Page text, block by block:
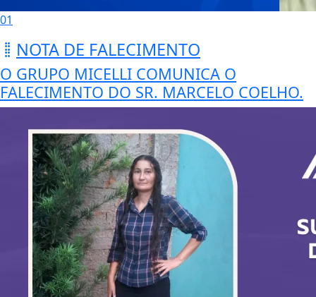
01
NOTA DE FALECIMENTO
O GRUPO MICELLI COMUNICA O
FALECIMENTO DO SR. MARCELO COELHO.